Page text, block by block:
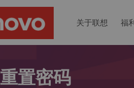
关于联想 福
重置密码